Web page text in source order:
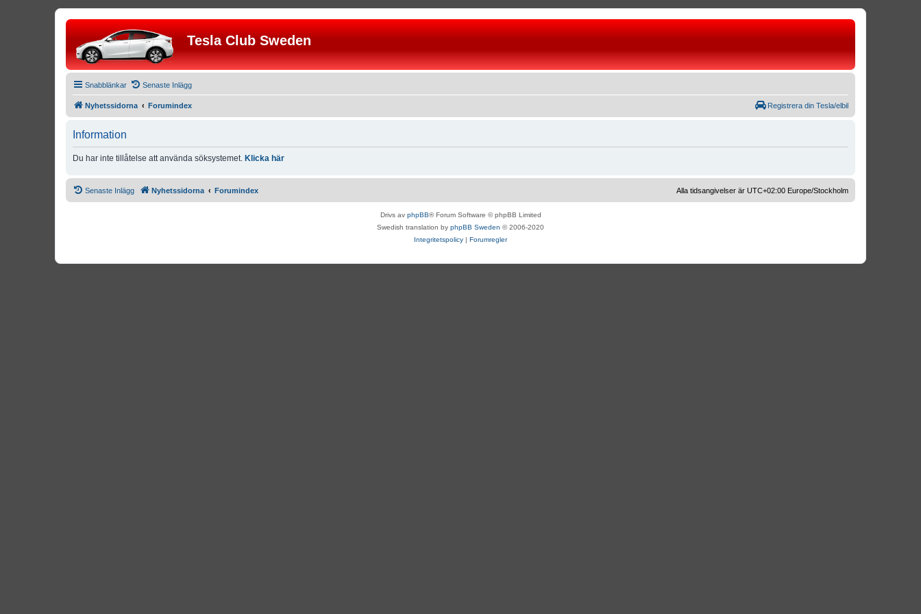
Tesla Club Sweden
Snabblänkar Senaste Inlägg
Nyhetssidorna Forumindex Registrera din Tesla/elbil
Information
Du har inte tillåtelse att använda söksystemet. Klicka här
Senaste Inlägg Nyhetssidorna Forumindex Alla tidsangivelser är UTC+02:00 Europe/Stockholm
Drivs av phpBB® Forum Software © phpBB Limited
Swedish translation by phpBB Sweden © 2006-2020
Integritetspolicy | Forumregler